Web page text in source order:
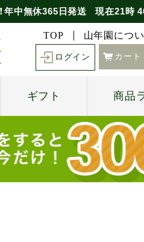
年中無休365日発送 現在21時
TOP 山年園につ
ログイン カート
ギフト 商品